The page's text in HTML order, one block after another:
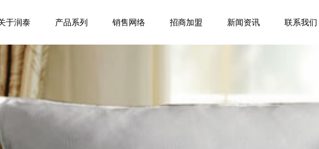
于润泰 产品系列 销售网络 招商加盟 新闻资讯 联系我们